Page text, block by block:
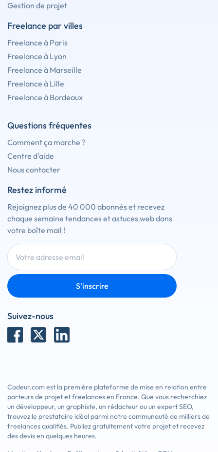
Gestion de projet
Freelance par villes
Freelance à Paris
Freelance à Lyon
Freelance à Marseille
Freelance à Lille
Freelance à Bordeaux
Questions fréquentes
Comment ça marche ?
Centre d'aide
Nous contacter
Restez informé
Rejoignez plus de 40 000 abonnés et recevez
chaque semaine tendances et astuces web dans
votre boîte mail !
S'inscrire
Suivez-nous
Codeur.com est la première plateforme de mise en relation entre
porteurs de projet et freelances en France. Que vous recherchiez
un développeur, un graphiste, un rédacteur ou un expert SEO,
trouvez le prestataire idéal parmi notre communauté de milliers de
freelances qualifiés. Publiez gratuitement votre projet et recevez
des devis en quelques heures.